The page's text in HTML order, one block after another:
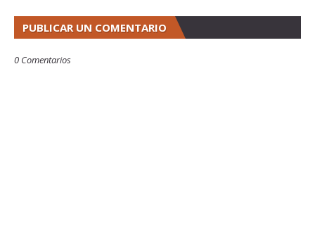
PUBLICAR UN COMENTARIO
0 Comentarios